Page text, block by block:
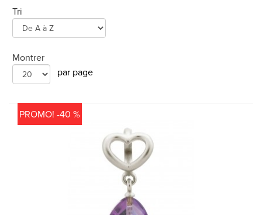
LES GEORGETTES
BONNES AFFAIRES
QUI SOMMES NOUS
BLOG
Tri
Montrer
par page
PROMO! -40 %